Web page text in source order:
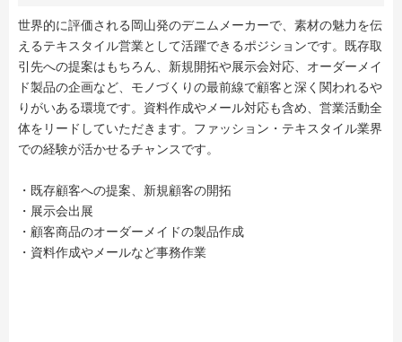
世界的に評価される岡山発のデニムメーカーで、素材の魅力を伝
えるテキスタイル営業として活躍できるポジションです。既存取
引先への提案はもちろん、新規開拓や展示会対応、オーダーメイ
ド製品の企画など、モノづくりの最前線で顧客と深く関われるや
りがいある環境です。資料作成やメール対応も含め、営業活動全
体をリードしていただきます。ファッション・テキスタイル業界
での経験が活かせるチャンスです。
・既存顧客への提案、新規顧客の開拓
・展示会出展
・顧客商品のオーダーメイドの製品作成
・資料作成やメールなど事務作業